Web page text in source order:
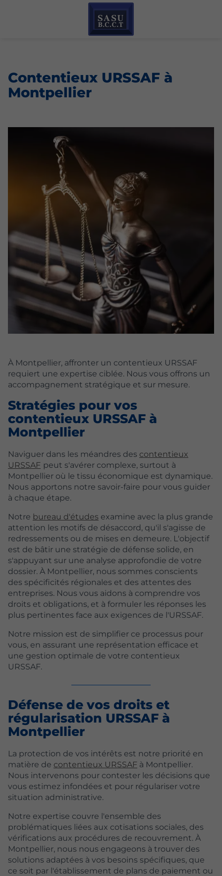
Contentieux URSSAF à
Montpellier
À Montpellier, affronter un contentieux URSSAF
requiert une expertise ciblée. Nous vous offrons un
accompagnement stratégique et sur mesure.
Stratégies pour vos
contentieux URSSAF à
Montpellier
Naviguer dans les méandres des contentieux
URSSAF peut s'avérer complexe, surtout à
Montpellier où le tissu économique est dynamique.
Nous apportons notre savoir-faire pour vous guider
à chaque étape.
Notre bureau d'études examine avec la plus grande
attention les motifs de désaccord, qu'il s'agisse de
redressements ou de mises en demeure. L'objectif
est de bâtir une stratégie de défense solide, en
s'appuyant sur une analyse approfondie de votre
dossier. À Montpellier, nous sommes conscients
des spécificités régionales et des attentes des
entreprises. Nous vous aidons à comprendre vos
droits et obligations, et à formuler les réponses les
plus pertinentes face aux exigences de l'URSSAF.
Notre mission est de simplifier ce processus pour
vous, en assurant une représentation efficace et
une gestion optimale de votre contentieux
URSSAF.
Défense de vos droits et
régularisation URSSAF à
Montpellier
La protection de vos intérêts est notre priorité en
matière de contentieux URSSAF à Montpellier.
Nous intervenons pour contester les décisions que
vous estimez infondées et pour régulariser votre
situation administrative.
Notre expertise couvre l'ensemble des
problématiques liées aux cotisations sociales, des
vérifications aux procédures de recouvrement. À
Montpellier, nous nous engageons à trouver des
solutions adaptées à vos besoins spécifiques, que
ce soit par l'établissement de plans de paiement ou